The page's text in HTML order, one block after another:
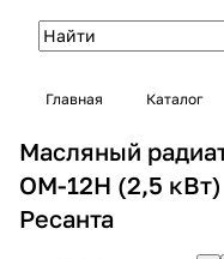
Главная Каталог
Масляный
ОМ-12Н (2,5 кВт)
Ресанта